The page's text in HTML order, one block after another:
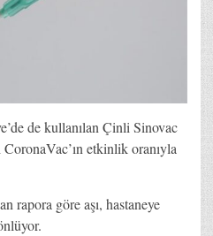
de kullanılan Çinli Sinovac
etkinlik oranıyla
rapora göre aşı, hastaneye